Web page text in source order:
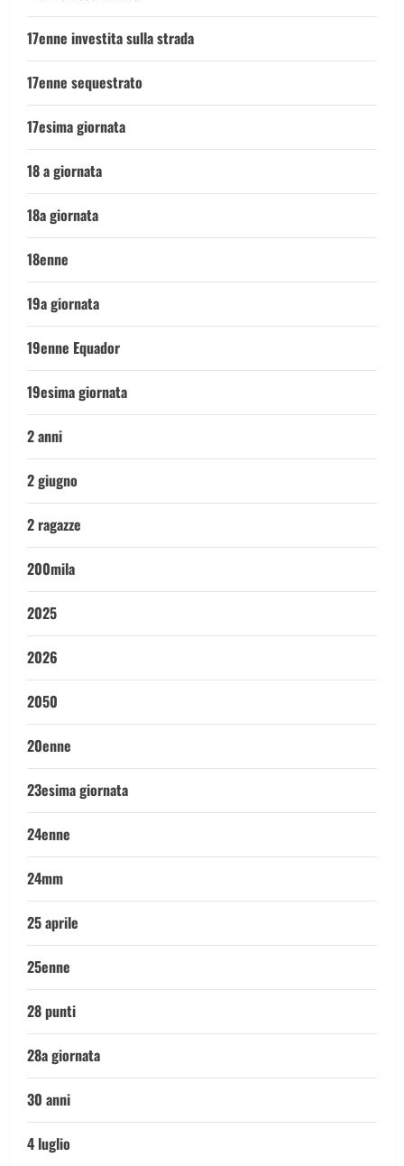
17enne investita sulla strada
17enne sequestrato
17esima giornata
18 a giornata
18a giornata
18enne
19a giornata
19enne Equador
19esima giornata
2 anni
2 giugno
2 ragazze
200mila
2025
2026
2050
20enne
23esima giornata
24enne
24mm
25 aprile
25enne
28 punti
28a giornata
30 anni
4 luglio